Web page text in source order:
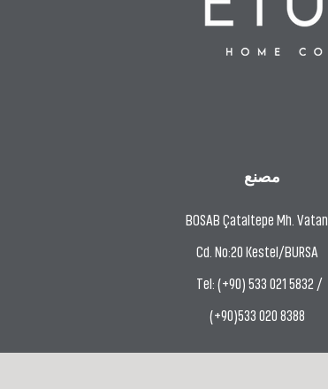
مصنع
BOSAB Çataltepe Mh. Vatan
Cd. No:20 Kestel/BURSA
Tel: (+90) 533 021 5832 /
(+90)533 020 8388